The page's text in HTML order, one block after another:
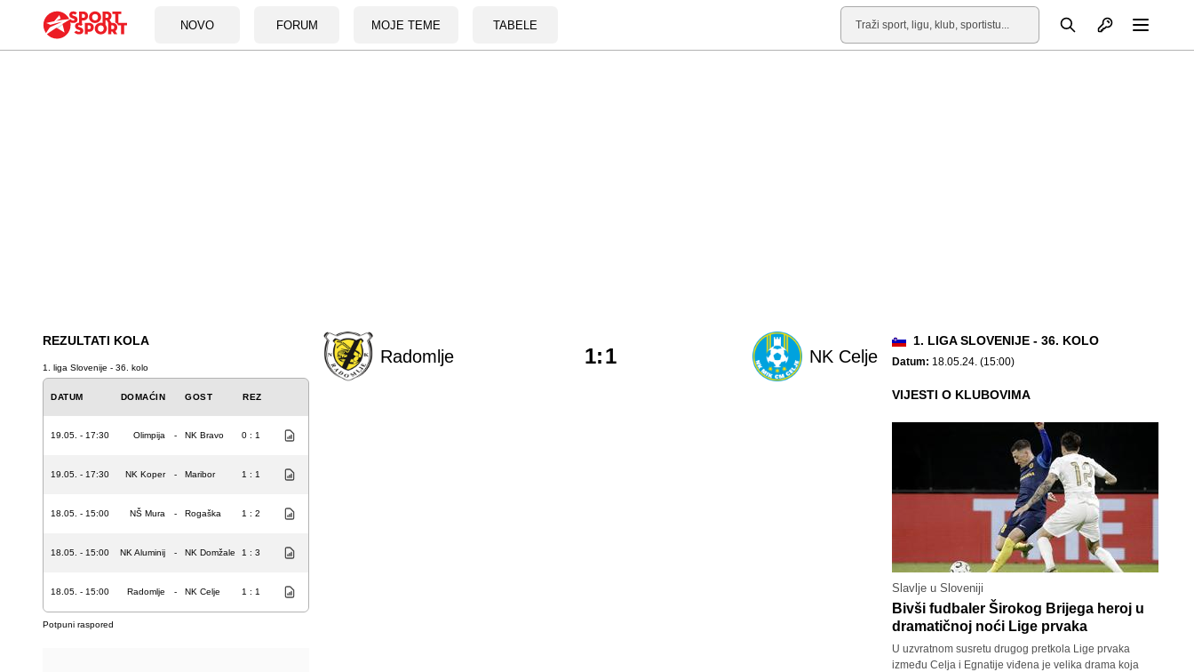
NOVO FORUM MOJE TEME TABELE
Pretraga Otvori profil
REZULTATI KOLA
1. liga Slovenije - 36. kolo
DATUM DOMAĆIN GOST REZ
19.05. - 17:30 Olimpija - NK Bravo 0 : 1
19.05. - 17:30 NK Koper - Maribor 1 : 1
18.05. - 15:00 NŠ Mura - Rogaška 1 : 2
18.05. - 15:00 NK Aluminij - NK Domžale 1 : 3
18.05. - 15:00 Radomlje - NK Celje 1 : 1
Potpuni raspored
Radomlje NK Celje
1:1
1. LIGA SLOVENIJE - 36. KOLO
Datum: 18.05.24. (15:00)
VIJESTI O KLUBOVIMA
Slavlje u Sloveniji
Bivši fudbaler Širokog Brijega heroj u
dramatičnoj noći Lige prvaka
U uzvratnom susretu drugog pretkola Lige prvaka
između Celja i Egnatije viđena je velika drama koja